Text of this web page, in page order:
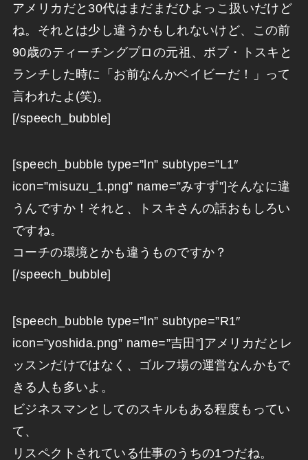
アメリカだと30代はまだまだひよっこ扱いだけど
ね。それとは少し違うかもしれないけど、この前
90歳のティーチングプロの元祖、ボブ・トスキと
ランチした時に「お前なんかベイビーだ！」って
言われたよ(笑)。
[/speech_bubble]
[speech_bubble type=”ln” subtype=”L1″
icon=”misuzu_1.png” name=”みすず”]そんなに違
うんですか！それと、トスキさんの話おもしろい
ですね。
コーチの環境とかも違うものですか？
[/speech_bubble]
[speech_bubble type=”ln” subtype=”R1″
icon=”yoshida.png” name=”吉田”]アメリカだとレ
ッスンだけではなく、ゴルフ場の運営なんかもで
きる人も多いよ。
ビジネスマンとしてのスキルもある程度もってい
て、
リスペクトされている仕事のうちの1つだね。